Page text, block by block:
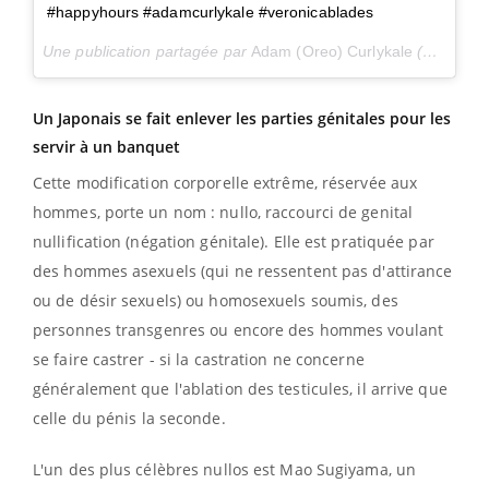
#happyhours #adamcurlykale #veronicablades
Une publication partagée par Adam (Oreo) Curlykale (@adam.curlykale) le
Un Japonais se fait enlever les parties génitales pour les
servir à un banquet
Cette modification corporelle extrême, réservée aux
hommes, porte un nom : nullo, raccourci de genital
nullification (négation génitale). Elle est pratiquée par
des hommes asexuels (qui ne ressentent pas d'attirance
ou de désir sexuels) ou homosexuels soumis, des
personnes transgenres ou encore des hommes voulant
se faire castrer - si la castration ne concerne
généralement que l'ablation des testicules, il arrive que
celle du pénis la seconde.
L'un des plus célèbres nullos est Mao Sugiyama, un